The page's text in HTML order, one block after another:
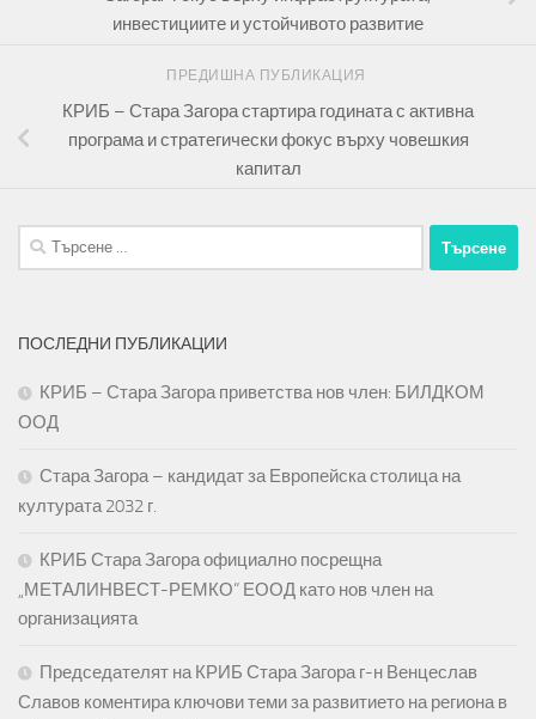
инвестициите и устойчивото развитие
ПРЕДИШНА ПУБЛИКАЦИЯ
КРИБ – Стара Загора стартира годината с активна
програма и стратегически фокус върху човешкия
капитал
Търсене
за:
ПОСЛЕДНИ ПУБЛИКАЦИИ
КРИБ – Стара Загора приветства нов член: БИЛДКОМ
ООД
Стара Загора – кандидат за Европейска столица на
културата 2032 г.
КРИБ Стара Загора официално посрещна
„МЕТАЛИНВЕСТ-РЕМКО“ ЕООД като нов член на
организацията
Председателят на КРИБ Стара Загора г-н Венцеслав
Славов коментира ключови теми за развитието на региона в